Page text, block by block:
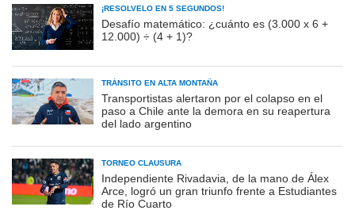
¡RESOLVELO EN 5 SEGUNDOS!
Desafío matemático: ¿cuánto es (3.000 x 6 +
12.000) ÷ (4 + 1)?
TRÁNSITO EN ALTA MONTAÑA
Transportistas alertaron por el colapso en el
paso a Chile ante la demora en su reapertura
del lado argentino
TORNEO CLAUSURA
Independiente Rivadavia, de la mano de Álex
Arce, logró un gran triunfo frente a Estudiantes
de Río Cuarto